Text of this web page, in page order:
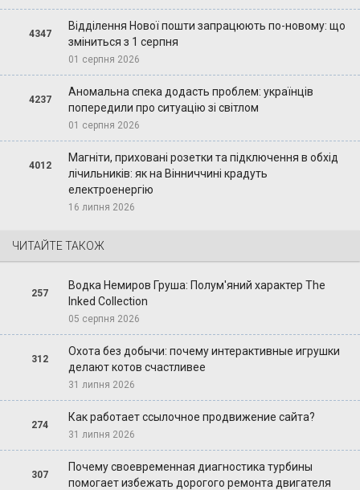
4347
Відділення Нової пошти запрацюють по-новому: що
зміниться з 1 серпня
01 серпня 2026
4237
Аномальна спека додасть проблем: українців
попередили про ситуацію зі світлом
01 серпня 2026
4012
Магніти, приховані розетки та підключення в обхід
лічильників: як на Вінниччині крадуть
електроенергію
16 липня 2026
ЧИТАЙТЕ ТАКОЖ
257
Водка Немиров Груша: Полум'яний характер The
Inked Collection
05 серпня 2026
312
Охота без добычи: почему интерактивные игрушки
делают котов счастливее
31 липня 2026
274
Как работает ссылочное продвижение сайта?
31 липня 2026
307
Почему своевременная диагностика турбины
помогает избежать дорогого ремонта двигателя